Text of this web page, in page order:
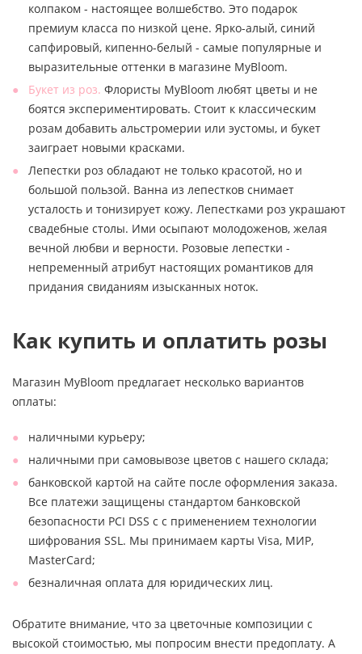
колпаком - настоящее волшебство. Это подарок
премиум класса по низкой цене. Ярко-алый, синий
сапфировый, кипенно-белый - самые популярные и
выразительные оттенки в магазине MyBloom.
Букет из роз. Флористы MyBloom любят цветы и не
боятся экспериментировать. Стоит к классическим
розам добавить альстромерии или эустомы, и букет
заиграет новыми красками.
Лепестки роз обладают не только красотой, но и
большой пользой. Ванна из лепестков снимает
усталость и тонизирует кожу. Лепестками роз украшают
свадебные столы. Ими осыпают молодоженов, желая
вечной любви и верности. Розовые лепестки -
непременный атрибут настоящих романтиков для
придания свиданиям изысканных ноток.
Как купить и оплатить розы
Магазин MyBloom предлагает несколько вариантов
оплаты:
наличными курьеру;
наличными при самовывозе цветов с нашего склада;
банковской картой на сайте после оформления заказа.
Все платежи защищены стандартом банковской
безопасности PCI DSS с с применением технологии
шифрования SSL. Мы принимаем карты Visa, МИР,
MasterCard;
безналичная оплата для юридических лиц.
Обратите внимание, что за цветочные композиции с
высокой стоимостью, мы попросим внести предоплату. А